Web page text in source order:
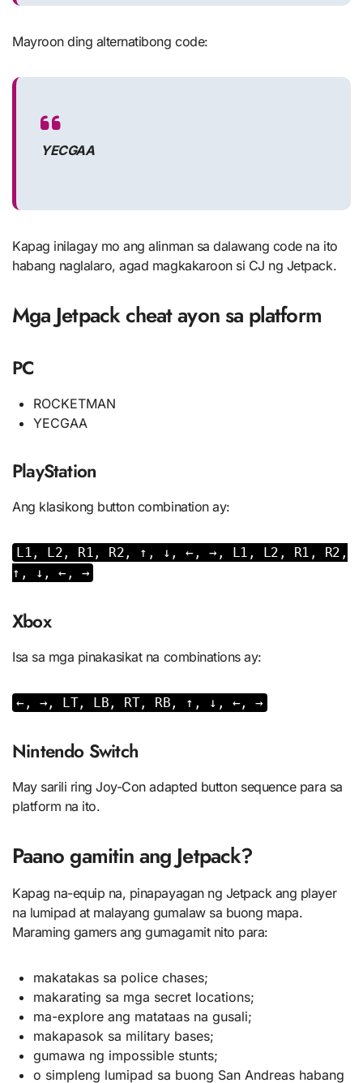
Mayroon ding alternatibong code:
YECGAA
Kapag inilagay mo ang alinman sa dalawang code na ito
habang naglalaro, agad magkakaroon si CJ ng Jetpack.
Mga Jetpack cheat ayon sa platform
PC
ROCKETMAN
YECGAA
PlayStation
Ang klasikong button combination ay:
L1, L2, R1, R2, ↑, ↓, ←, →, L1, L2, R1, R2,
↑, ↓, ←, →
Xbox
Isa sa mga pinakasikat na combinations ay:
←, →, LT, LB, RT, RB, ↑, ↓, ←, →
Nintendo Switch
May sarili ring Joy-Con adapted button sequence para sa
platform na ito.
Paano gamitin ang Jetpack?
Kapag na-equip na, pinapayagan ng Jetpack ang player
na lumipad at malayang gumalaw sa buong mapa.
Maraming gamers ang gumagamit nito para:
makatakas sa police chases;
makarating sa mga secret locations;
ma-explore ang matataas na gusali;
makapasok sa military bases;
gumawa ng impossible stunts;
o simpleng lumipad sa buong San Andreas habang